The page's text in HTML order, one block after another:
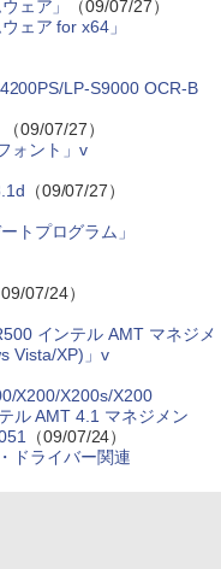
ェア」
（09/07/27）
ェア for x64」
LP-S9000 OCR-B
（09/07/27）
ォント」v
（09/07/27）
トプログラム」
07/24）
インテル AMT マネジメ
Vista/XP)」v
X200/X200s/X200
ル AMT 4.1 マネジメン
（09/07/24）
ドライバー関連